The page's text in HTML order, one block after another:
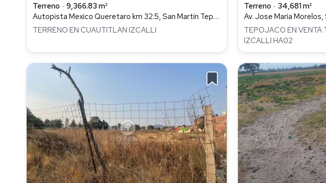
Terreno
9,366.83 m²
Autopista Mexico Queretaro km 32.5, San Martín Tepetlixpa, Cuautitlán Izcalli
TERRENO EN CUAUTITLAN IZCALLI
Terreno
34,681 m²
TEPOJACO EN VENTA
IZCALLI HA02